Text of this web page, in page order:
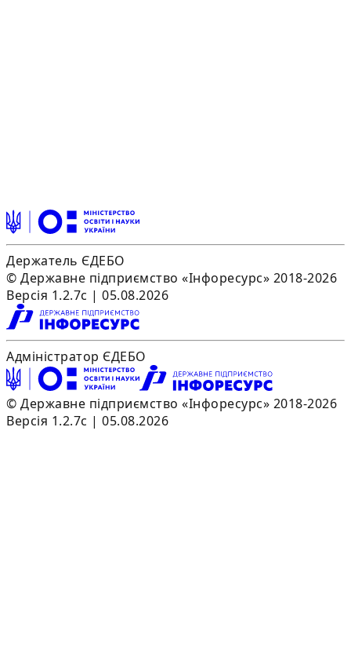
Держатель ЄДЕБО
© Державне підприємство «Інфоресурс» 2018-2026
Версія 1.2.7c | 05.08.2026
Адміністратор ЄДЕБО
© Державне підприємство «Інфоресурс» 2018-2026
Версія 1.2.7c | 05.08.2026